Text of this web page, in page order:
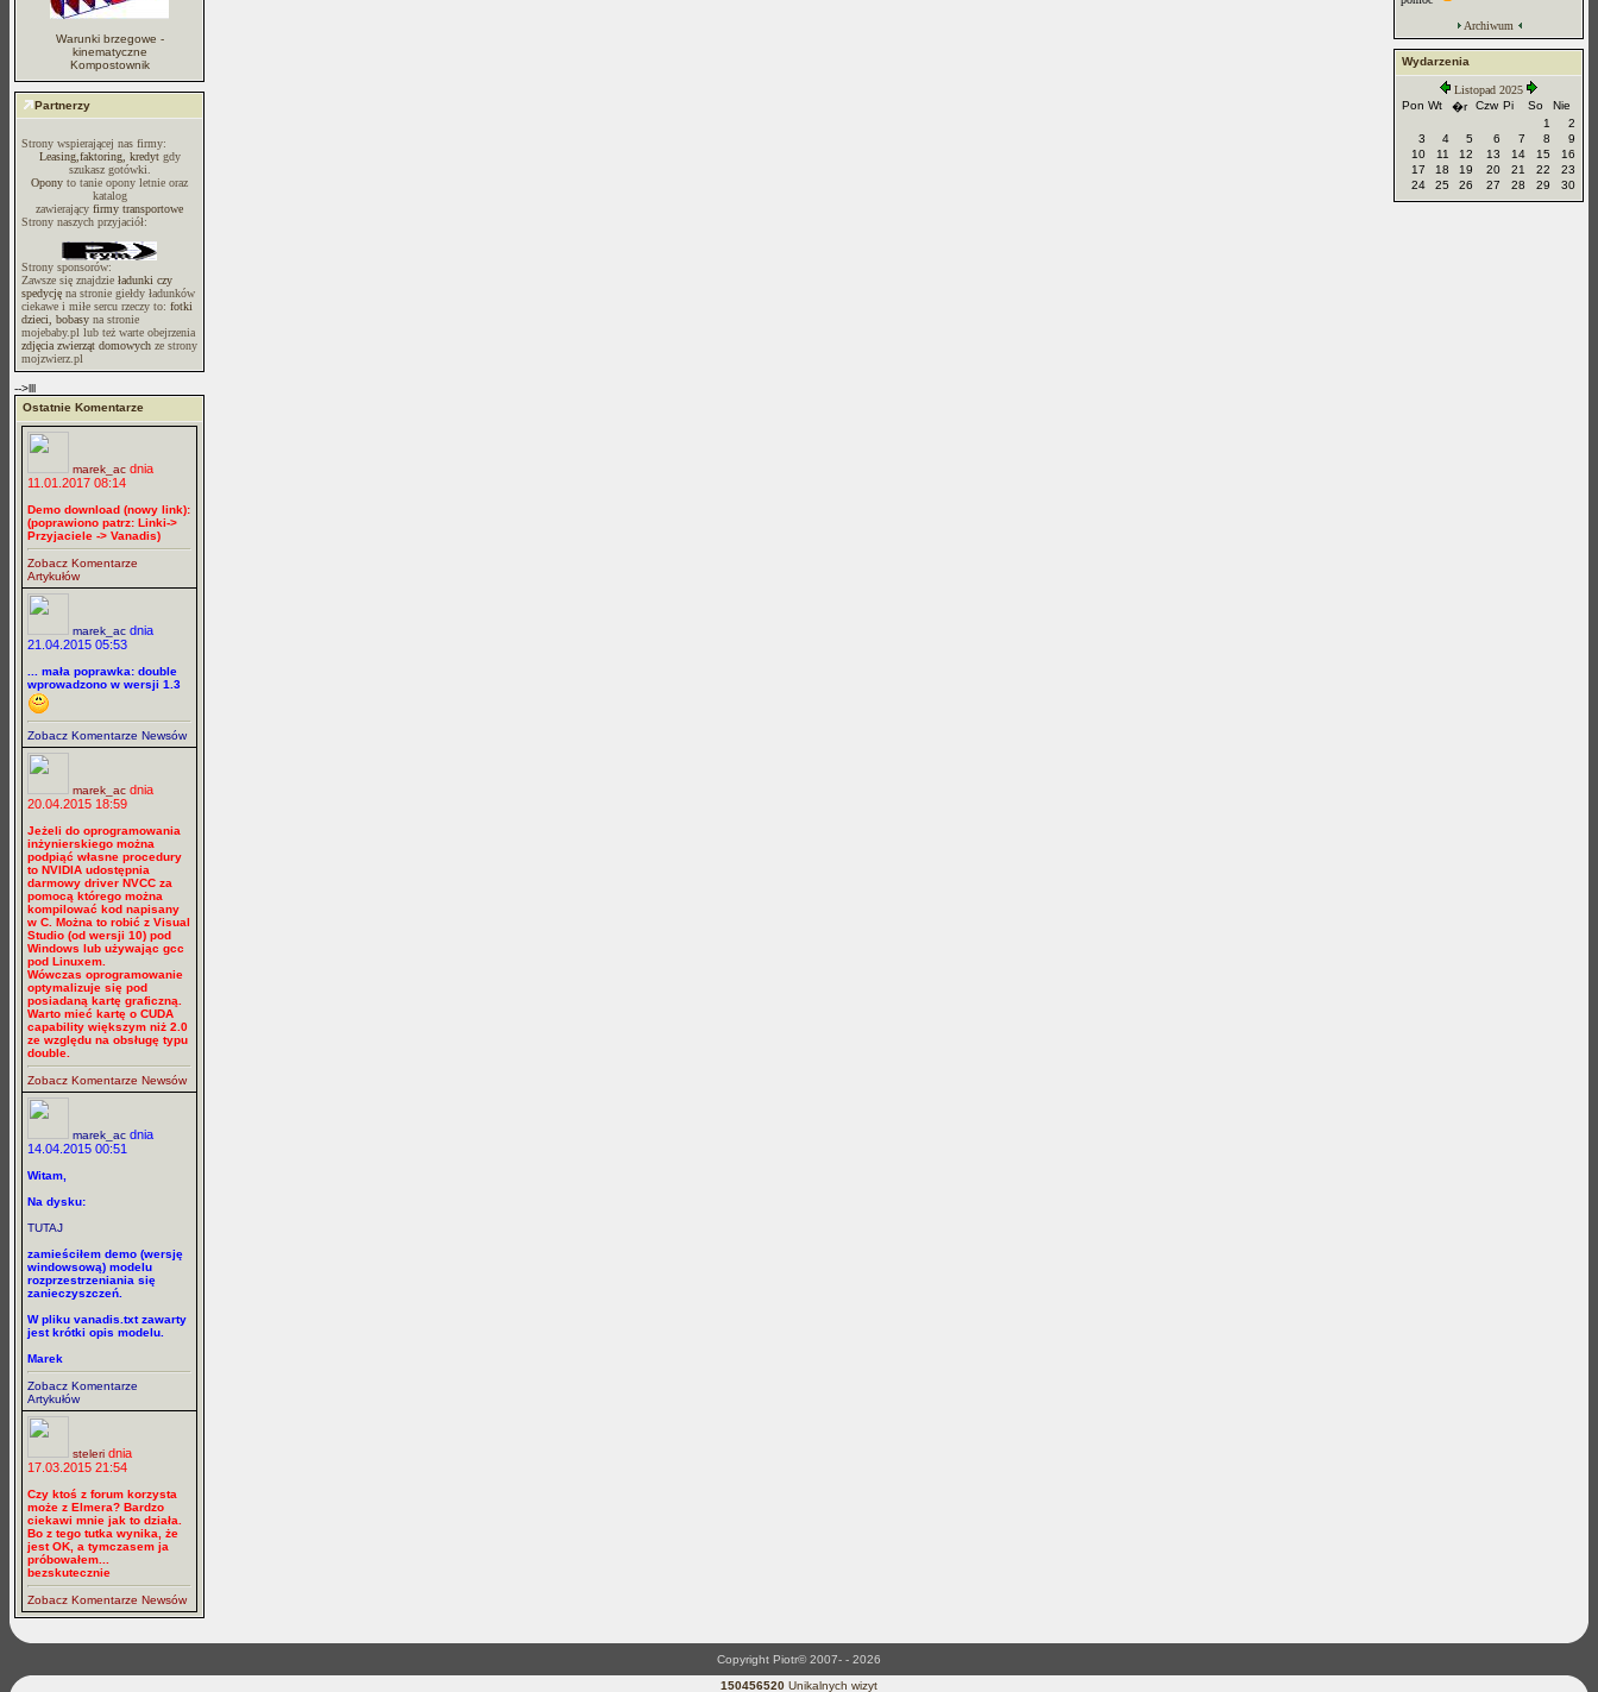
Warunki brzegowe -
kinematyczne
Kompostownik
Partnerzy
Strony wspierającej nas firmy:
Leasing,faktoring, kredytgdy
szukasz gotówki.
Opony to tanie opony letnie oraz
katalog
zawierający firmy transportowe
Strony naszych przyjaciół:
Strony sponsorów:
Zawsze się znajdzie ładunki czy
spedycję na stronie giełdy ładunków
ciekawe i miłe sercu rzeczy to: fotki
dzieci, bobasy na stronie
mojebaby.pl lub też warte obejrzenia
zdjęcia zwierząt domowych ze strony
mojzwierz.pl
-->lll
Ostatnie Komentarze
marek_ac dnia
11.01.2017 08:14
Demo download (nowy link):
(poprawiono patrz: Linki->
Przyjaciele -> Vanadis)
Zobacz Komentarze
Artykułów
marek_ac dnia
21.04.2015 05:53
... mała poprawka: double
wprowadzono w wersji 1.3
Zobacz Komentarze Newsów
marek_ac dnia
20.04.2015 18:59
Jeżeli do oprogramowania
inżynierskiego można
podpiąć własne procedury
to NVIDIA udostępnia
darmowy driver NVCC za
pomocą którego można
kompilować kod napisany
w C. Można to robić z Visual
Studio (od wersji 10) pod
Windows lub używając gcc
pod Linuxem.
Wówczas oprogramowanie
optymalizuje się pod
posiadaną kartę graficzną.
Warto mieć kartę o CUDA
capability większym niż 2.0
ze względu na obsługę typu
double.
Zobacz Komentarze Newsów
marek_ac dnia
14.04.2015 00:51
Witam,
Na dysku:
TUTAJ
zamieściłem demo (wersję
windowsową) modelu
rozprzestrzeniania się
zanieczyszczeń.
W pliku vanadis.txt zawarty
jest krótki opis modelu.
Marek
Zobacz Komentarze
Artykułów
steleri dnia
17.03.2015 21:54
Czy ktoś z forum korzysta
może z Elmera? Bardzo
ciekawi mnie jak to działa.
Bo z tego tutka wynika, że
jest OK, a tymczasem ja
próbowałem...
bezskutecznie
Zobacz Komentarze Newsów
Archiwum
Wydarzenia
Listopad 2025
Pon Wt �r Czw Pi So
Nie
1
2
3
4 5 6 7 8
9
10
11 12 13 14 15
16
17
18 19 20 21 22
23
24
25 26 27 28 29 30
Copyright Piotr© 2007- - 2026
150456520 Unikalnych wizyt